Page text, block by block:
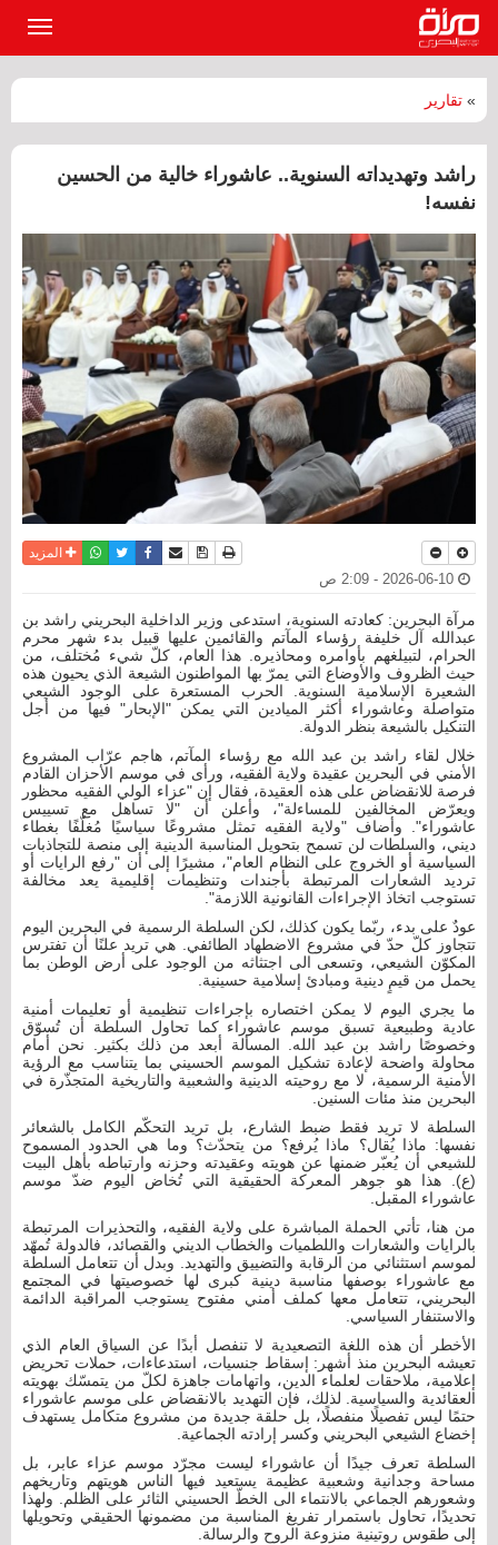
» تقارير
راشد وتهديداته السنوية.. عاشوراء خالية من الحسين
نفسه!
نسخة للطباعة
حفظ الموضوع
أرسل الى صديق
فيسبوكتويترواتسابالمزيد
مرآة البحرين: كعادته السنوية، استدعى وزير الداخلية البحريني راشد بن
عبدالله آل خليفة رؤساء المآتم والقائمين عليها قبيل بدء شهر محرم
الحرام، لتبيلغهم بأوامره ومحاذيره. هذا العام، كلّ شيء مُختلف، من
حيث الظروف والأوضاع التي يمرّ بها المواطنون الشيعة الذي يحيون هذه
الشعيرة الإسلامية السنوية. الحرب المستعرة على الوجود الشيعي
متواصلة وعاشوراء أكثر الميادين التي يمكن "الإبحار" فيها من أجل
التنكيل بالشيعة بنظر الدولة.
خلال لقاء راشد بن عبد الله مع رؤساء المآتم، هاجم عرّاب المشروع
الأمني في البحرين عقيدة ولاية الفقيه، ورأى في موسم الأحزان القادم
فرصة للانقضاض على هذه العقيدة، فقال إن "عزاء الولي الفقيه محظور
ويعرّض المخالفين للمساءلة"، وأعلن أن "لا تساهل مع تسييس
عاشوراء". وأضاف "ولاية الفقيه تمثل مشروعًا سياسيًا مُغلّفًا بغطاء
ديني، والسلطات لن تسمح بتحويل المناسبة الدينية إلى منصة للتجاذبات
السياسية أو الخروج على النظام العام"، مشيرًا إلى أن "رفع الرايات أو
ترديد الشعارات المرتبطة بأجندات وتنظيمات إقليمية يعد مخالفة
تستوجب اتخاذ الإجراءات القانونية اللازمة".
عودٌ على بدء، ربّما يكون كذلك، لكن السلطة الرسمية في البحرين اليوم
تتجاوز كلّ حدّ في مشروع الاضطهاد الطائفي. هي تريد علنًا أن تفترس
المكوّن الشيعي، وتسعى الى اجتثاثه من الوجود على أرض الوطن بما
يحمل من قيمٍ دينية ومبادئ إسلامية حسينية.
ما يجري اليوم لا يمكن اختصاره بإجراءات تنظيمية أو تعليمات أمنية
عادية وطبيعية تسبق موسم عاشوراء كما تحاول السلطة أن تُسوّق
وخصوصًا راشد بن عبد الله. المسألة أبعد من ذلك بكثير. نحن أمام
محاولة واضحة لإعادة تشكيل الموسم الحسيني بما يتناسب مع الرؤية
الأمنية الرسمية، لا مع روحيته الدينية والشعبية والتاريخية المتجذّرة في
البحرين منذ مئات السنين.
السلطة لا تريد فقط ضبط الشارع، بل تريد التحكّم الكامل بالشعائر
نفسها: ماذا يُقال؟ ماذا يُرفع؟ من يتحدّث؟ وما هي الحدود المسموح
للشيعي أن يُعبّر ضمنها عن هويته وعقيدته وحزنه وارتباطه بأهل البيت
(ع). هذا هو جوهر المعركة الحقيقية التي تُخاض اليوم ضدّ موسم
عاشوراء المقبل.
من هنا، تأتي الحملة المباشرة على ولاية الفقيه، والتحذيرات المرتبطة
بالرايات والشعارات واللطميات والخطاب الديني والقصائد، فالدولة تُمهّد
لموسم استثنائي من الرقابة والتضييق والتهديد. وبدل أن تتعامل السلطة
مع عاشوراء بوصفها مناسبة دينية كبرى لها خصوصيتها في المجتمع
البحريني، تتعامل معها كملف أمني مفتوح يستوجب المراقبة الدائمة
والاستنفار السياسي.
الأخطر أن هذه اللغة التصعيدية لا تنفصل أبدًا عن السياق العام الذي
تعيشه البحرين منذ أشهر: إسقاط جنسيات، استدعاءات، حملات تحريض
إعلامية، ملاحقات لعلماء الدين، واتهامات جاهزة لكلّ من يتمسّك بهويته
العقائدية والسياسية. لذلك، فإن التهديد بالانقضاض على موسم عاشوراء
حتمًا ليس تفصيلًا منفصلًا، بل حلقة جديدة من مشروع متكامل يستهدف
إخضاع الشيعي البحريني وكسر إرادته الجماعية.
السلطة تعرف جيدًا أن عاشوراء ليست مجرّد موسم عزاء عابر، بل
مساحة وجدانية وشعبية عظيمة يستعيد فيها الناس هويتهم وتاريخهم
وشعورهم الجماعي بالانتماء الى الخطّ الحسيني الثائر على الظلم. ولهذا
تحديدًا، تحاول باستمرار تفريغ المناسبة من مضمونها الحقيقي وتحويلها
إلى طقوس روتينية منزوعة الروح والرسالة.